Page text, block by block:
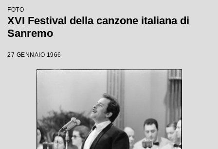
FOTO
XVI Festival della canzone italiana di
Sanremo
27 GENNAIO 1966